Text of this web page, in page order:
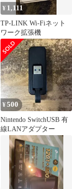
¥ 1,111
TP-LINK Wi-Fiネット
ワーク拡張機
¥500
Nintendo SwitchUSB 有
線LANアダプター